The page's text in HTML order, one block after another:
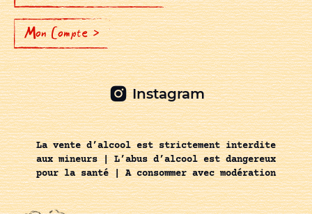
Mon Compte >
Instagram
La vente d’alcool est strictement interdite
aux mineurs | L’abus d’alcool est dangereux
pour la santé | A consommer avec modération